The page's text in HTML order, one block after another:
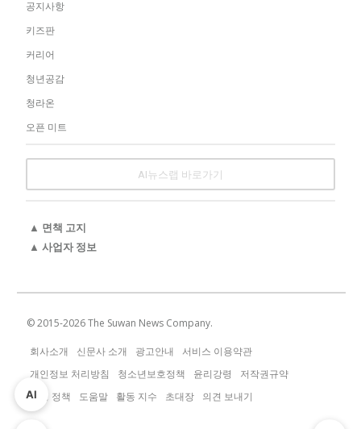
공지사항
키즈판
커리어
청년공감
청라온
오픈 미트
AI뉴스랩 바로가기
▲ 면책 고지
▲ 사업자 정보
© 2015-2026The Suwan News Company.
회사소개 신문사 소개 광고안내
서비스 이용약관
개인정보 처리방침
청소년보호정책 윤리강령
저작권규약
운영 정책
도움말 활동 지수 초대장 의견 보내기
AI